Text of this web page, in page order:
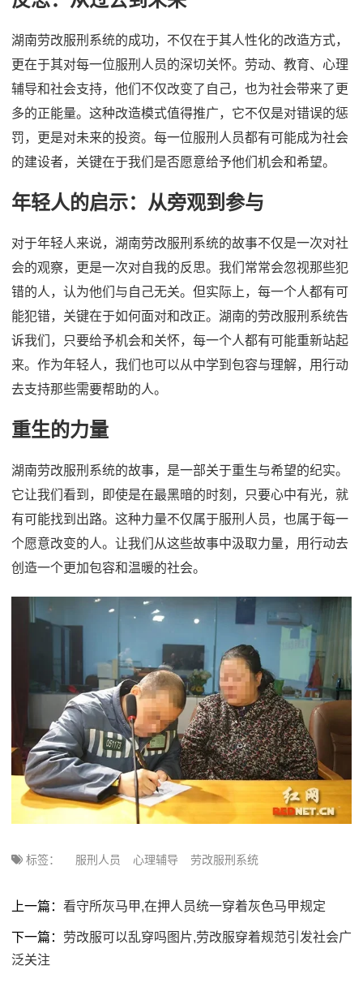
湖南劳改服刑系统的成功，不仅在于其人性化的改造方式，
更在于其对每一位服刑人员的深切关怀。劳动、教育、心理
辅导和社会支持，他们不仅改变了自己，也为社会带来了更
多的正能量。这种改造模式值得推广，它不仅是对错误的惩
罚，更是对未来的投资。每一位服刑人员都有可能成为社会
的建设者，关键在于我们是否愿意给予他们机会和希望。
年轻人的启示：从旁观到参与
对于年轻人来说，湖南劳改服刑系统的故事不仅是一次对社
会的观察，更是一次对自我的反思。我们常常会忽视那些犯
错的人，认为他们与自己无关。但实际上，每一个人都有可
能犯错，关键在于如何面对和改正。湖南的劳改服刑系统告
诉我们，只要给予机会和关怀，每一个人都有可能重新站起
来。作为年轻人，我们也可以从中学到包容与理解，用行动
去支持那些需要帮助的人。
重生的力量
湖南劳改服刑系统的故事，是一部关于重生与希望的纪实。
它让我们看到，即使是在最黑暗的时刻，只要心中有光，就
有可能找到出路。这种力量不仅属于服刑人员，也属于每一
个愿意改变的人。让我们从这些故事中汲取力量，用行动去
创造一个更加包容和温暖的社会。
标签： 服刑人员 心理辅导 劳改服刑系统
上一篇： 看守所灰马甲,在押人员统一穿着灰色马甲规定
下一篇： 劳改服可以乱穿吗图片,劳改服穿着规范引发社会广
泛关注